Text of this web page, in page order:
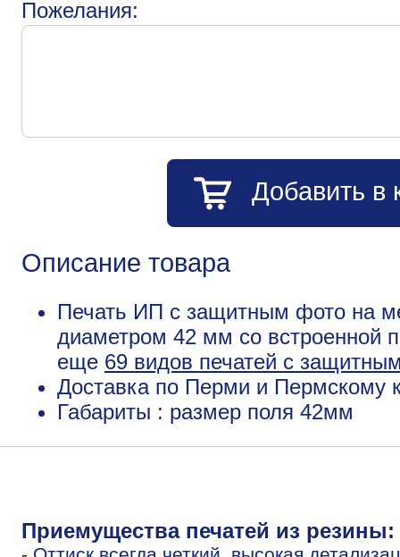
Пожелания:
Добавить в
Описание товара
Печать ИП с защитным фото на
диаметром 42 мм со встроенной
еще 69 видов печатей с
Доставка по Перми и Пермскому
Габариты : размер поля 42мм
Приемущества печатей из резины: